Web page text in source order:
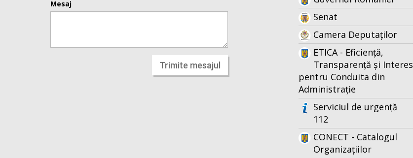
Mesaj
Trimite mesajul
Senat
Camera Deputaților
ETICA - Eficiență,
Transparență și Interes
pentru Conduita din
Administrație
Serviciul de urgență
112
CONECT - Catalogul
Organizațiilor